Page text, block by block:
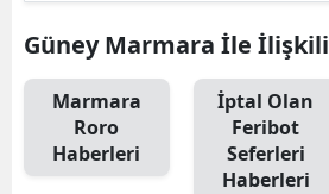
Güney Marmara İle
Marmara
Roro
Haberleri
İptal Olan
Feribot
Seferleri
Haberleri